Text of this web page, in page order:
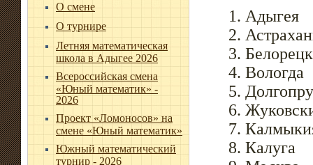
О смене
О турнире
Летняя математическая
школа в Адыгее 2026
Всероссийская смена
«Юный математик» -
2026
Проект «Ломоносов» на
смене «Юный математик»
Южный математический
турнир - 2026
Адыгея
Белорецк
Вологда
Калуга